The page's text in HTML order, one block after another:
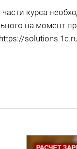
курса
на момент
ХИТ!